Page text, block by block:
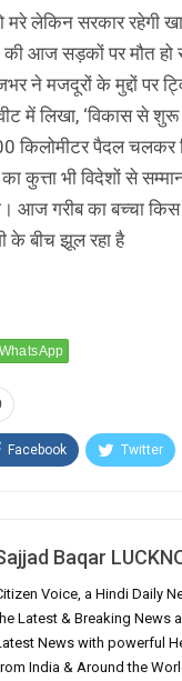
मरे लेकिन सरकार रहेगी
की आज सड़कों पर मौत हो
ने मजदूरों के मुद्दों पर
में लिखा, ‘विकास से
किलोमीटर पैदल चलकर
कुत्ता भी विदेशों से
आज गरीब का बच्चा
के बीच झूल रहा है
Facebook Twitter
Baqar
Voice, a Hindi Daily
Latest & Breaking News
News with powerful
India & Around the